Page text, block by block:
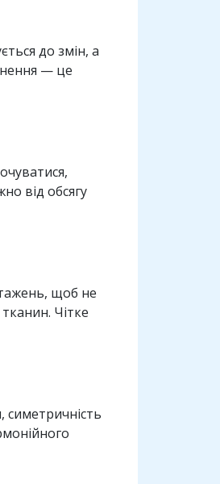
до змін, а
— це
від обсягу
щоб не
Чітке
симетричність